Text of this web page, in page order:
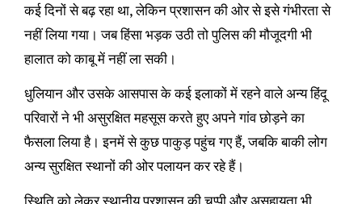
कई दिनों से बढ़ रहा था, लेकिन प्रशासन की ओर से इसे गंभीरता से
नहीं लिया गया। जब हिंसा भड़क उठी तो पुलिस की मौजूदगी भी
हालात को काबू में नहीं ला सकी।
धुलियान और उसके आसपास के कई इलाकों में रहने वाले अन्य हिंदू
परिवारों ने भी असुरक्षित महसूस करते हुए अपने गांव छोड़ने का
फैसला लिया है। इनमें से कुछ पाकुड़ पहुंच गए हैं, जबकि बाकी लोग
अन्य सुरक्षित स्थानों की ओर पलायन कर रहे हैं।